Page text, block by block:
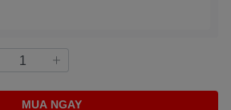
MUA NGAY